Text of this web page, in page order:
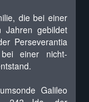
die bei einer
Jahren gebildet
Perseverantia
einer nicht-
Galileo